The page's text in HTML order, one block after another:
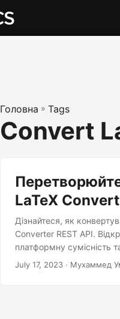
Головна » Tags
Convert
LaTeX
Дізнайтеся, як
Converter REST API.
платформну сумісність
July 17, 2023 · Мухаммед